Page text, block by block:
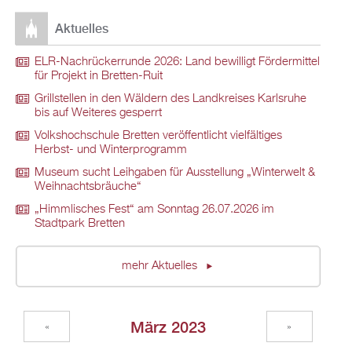
Aktuelles
ELR-Nachrückerrunde 2026: Land bewilligt Fördermittel
für Projekt in Bretten-Ruit
Grillstellen in den Wäldern des Landkreises Karlsruhe
bis auf Weiteres gesperrt
Volkshochschule Bretten veröffentlicht vielfältiges
Herbst- und Winterprogramm
Museum sucht Leihgaben für Ausstellung „Winterwelt &
Weihnachtsbräuche“
„Himmlisches Fest“ am Sonntag 26.07.2026 im
Stadtpark Bretten
mehr Aktuelles
März 2023
« »